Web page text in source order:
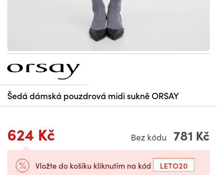
Šedá dámská pouzdrová midi sukně ORSAY
624 Kč Bez kódu 781 Kč
Vložte do košíku kliknutím na kód LETO20